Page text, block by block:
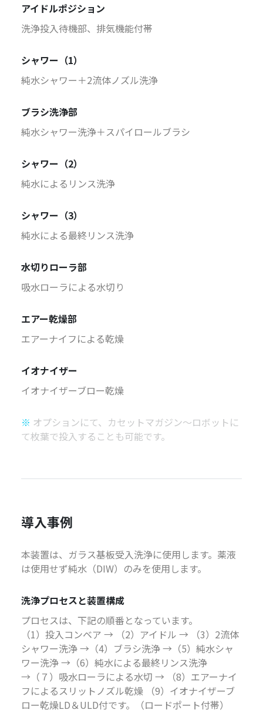
アイドルポジション
洗浄投入待機部、排気機能付帯
シャワー（1）
純水シャワー＋2流体ノズル洗浄
ブラシ洗浄部
純水シャワー洗浄＋スパイロールブラシ
シャワー（2）
純水によるリンス洗浄
シャワー（3）
純水による最終リンス洗浄
水切りローラ部
吸水ローラによる水切り
エアー乾燥部
エアーナイフによる乾燥
イオナイザー
イオナイザーブロー乾燥
※ オプションにて、カセットマガジン～ロボットに
て枚葉で投入することも可能です。
導入事例
本装置は、ガラス基板受入洗浄に使用します。薬液
は使用せず純水（DIW）のみを使用します。
洗浄プロセスと装置構成
プロセスは、下記の順番となっています。
（1）投入コンベア → （2）アイドル → （3）2流体
シャワー洗浄 →（4）ブラシ洗浄 →（5）純水シャ
ワー洗浄 →（6）純水による最終リンス洗浄
→（７）吸水ローラによる水切 → （8）エアーナイ
フによるスリットノズル乾燥 （9）イオナイザーブ
ロー乾燥LD＆ULD付です。（ロードポート付帯）